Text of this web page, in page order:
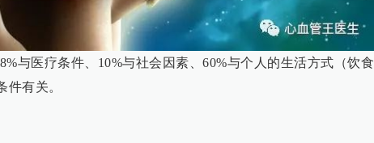
与医疗条件、10%与社会因素、60%与个人的生活方式（饮食
件有关。